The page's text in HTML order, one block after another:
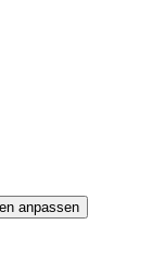
anpassen